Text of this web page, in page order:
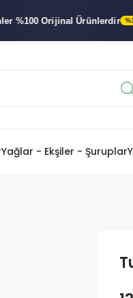
OrijinalÜrünlerdir %100
Yağlar - Ekşiler - Şuruplar